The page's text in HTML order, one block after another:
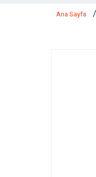
Ana Sayfa